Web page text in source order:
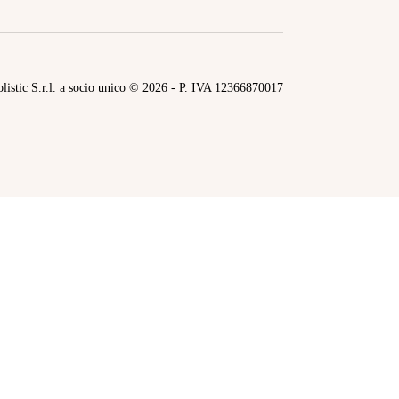
S.r.l. a socio unico © 2026 - P. IVA 12366870017